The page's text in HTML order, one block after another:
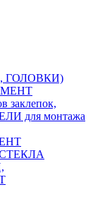
ГОЛОВКИ)
для монтажа